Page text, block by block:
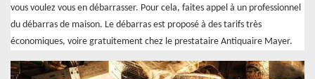
vous voulez vous en débarrasser. Pour cela, faites appel à un professionnel
du débarras de maison. Le débarras est proposé à des tarifs très
économiques, voire gratuitement chez le prestataire Antiquaire Mayer.